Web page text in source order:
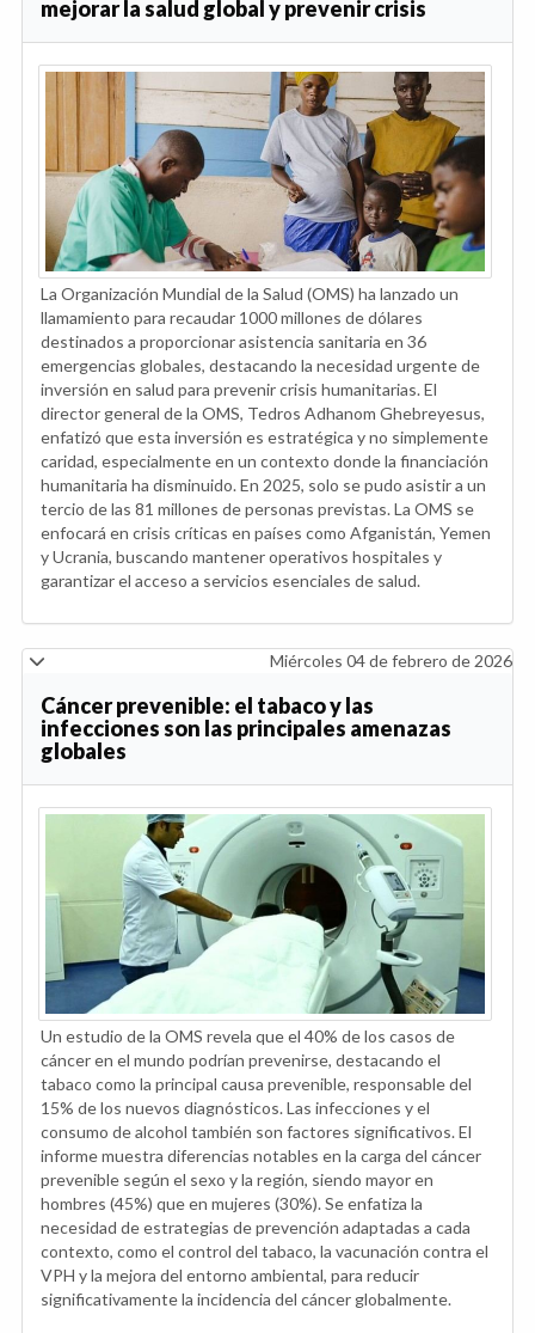
mejorar la salud global y prevenir crisis
La Organización Mundial de la Salud (OMS) ha lanzado un
llamamiento para recaudar 1000 millones de dólares
destinados a proporcionar asistencia sanitaria en 36
emergencias globales, destacando la necesidad urgente de
inversión en salud para prevenir crisis humanitarias. El
director general de la OMS, Tedros Adhanom Ghebreyesus,
enfatizó que esta inversión es estratégica y no simplemente
caridad, especialmente en un contexto donde la financiación
humanitaria ha disminuido. En 2025, solo se pudo asistir a un
tercio de las 81 millones de personas previstas. La OMS se
enfocará en crisis críticas en países como Afganistán, Yemen
y Ucrania, buscando mantener operativos hospitales y
garantizar el acceso a servicios esenciales de salud.
Miércoles 04 de febrero de 2026
Cáncer prevenible: el tabaco y las
infecciones son las principales amenazas
globales
Un estudio de la OMS revela que el 40% de los casos de
cáncer en el mundo podrían prevenirse, destacando el
tabaco como la principal causa prevenible, responsable del
15% de los nuevos diagnósticos. Las infecciones y el
consumo de alcohol también son factores significativos. El
informe muestra diferencias notables en la carga del cáncer
prevenible según el sexo y la región, siendo mayor en
hombres (45%) que en mujeres (30%). Se enfatiza la
necesidad de estrategias de prevención adaptadas a cada
contexto, como el control del tabaco, la vacunación contra el
VPH y la mejora del entorno ambiental, para reducir
significativamente la incidencia del cáncer globalmente.